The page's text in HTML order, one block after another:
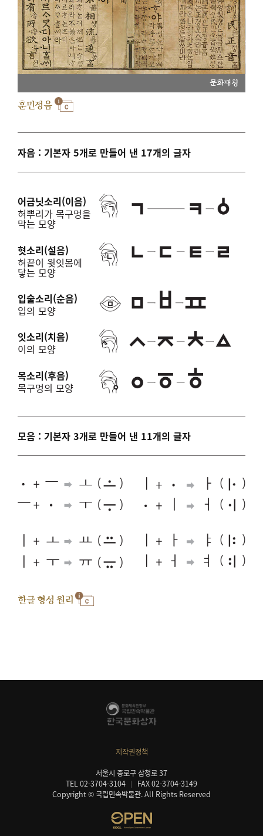
문화재청
훈민정음
자음 : 기본자 5개로 만들어 낸 17개의 글자
어금닛소리(이음)
혀뿌리가 목구멍을
막는 모양
혓소리(설음)
혀끝이 윗잇몸에
닿는 모양
입술소리(순음)
입의 모양
잇소리(치음)
이의 모양
목소리(후음)
목구멍의 모양
모음 : 기본자 3개로 만들어 낸 11개의 글자
한글 형성 원리
저작권정책
서울시 종로구 삼청로 37
TEL 02-3704-3104
FAX 02-3704-3149
Copyright © 국립민속박물관. All Rights Reserved